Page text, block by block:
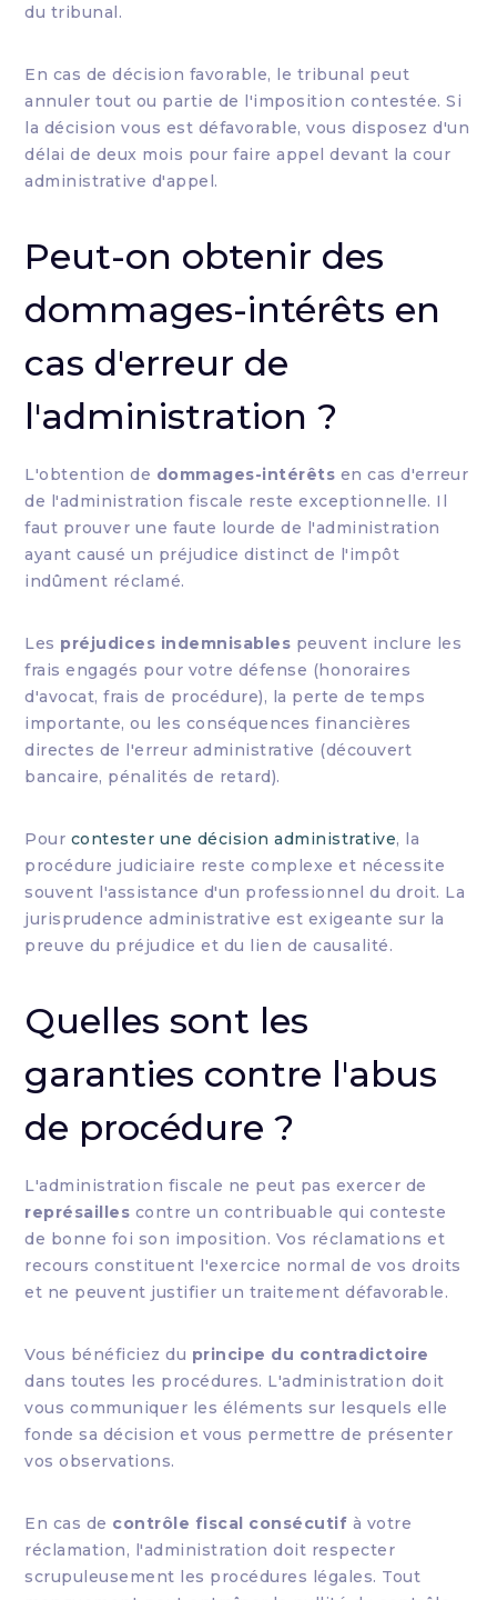
du tribunal.
En cas de décision favorable, le tribunal peut
annuler tout ou partie de l'imposition contestée. Si
la décision vous est défavorable, vous disposez d'un
délai de deux mois pour faire appel devant la cour
administrative d'appel.
Peut-on obtenir des
dommages-intérêts en
cas d'erreur de
l'administration ?
L'obtention de dommages-intérêts en cas d'erreur
de l'administration fiscale reste exceptionnelle. Il
faut prouver une faute lourde de l'administration
ayant causé un préjudice distinct de l'impôt
indûment réclamé.
Les préjudices indemnisables peuvent inclure les
frais engagés pour votre défense (honoraires
d'avocat, frais de procédure), la perte de temps
importante, ou les conséquences financières
directes de l'erreur administrative (découvert
bancaire, pénalités de retard).
Pour contester une décision administrative, la
procédure judiciaire reste complexe et nécessite
souvent l'assistance d'un professionnel du droit. La
jurisprudence administrative est exigeante sur la
preuve du préjudice et du lien de causalité.
Quelles sont les
garanties contre l'abus
de procédure ?
L'administration fiscale ne peut pas exercer de
représailles contre un contribuable qui conteste
de bonne foi son imposition. Vos réclamations et
recours constituent l'exercice normal de vos droits
et ne peuvent justifier un traitement défavorable.
Vous bénéficiez du principe du contradictoire
dans toutes les procédures. L'administration doit
vous communiquer les éléments sur lesquels elle
fonde sa décision et vous permettre de présenter
vos observations.
En cas de contrôle fiscal consécutif à votre
réclamation, l'administration doit respecter
scrupuleusement les procédures légales. Tout